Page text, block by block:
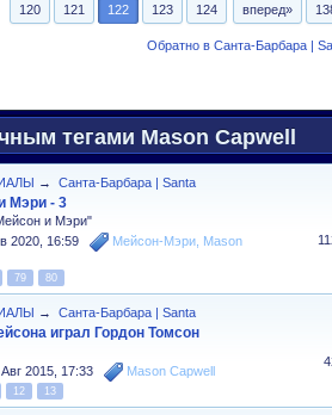
120 121 122 123 124 вперед»
Обратно в Санта-Барбара |
тегами Mason Capwell
→
Санта-Барбара | Santa
Мэри - 3
и Мэри"
2020, 16:59 Мейсон-Мэри Mason
79 80
→
Санта-Барбара | Santa
играл Гордон Томсон
2015, 17:33 Mason Capwell
12 13